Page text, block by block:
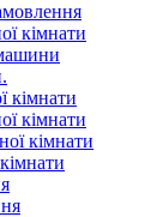
кімнати
кімнати
кімнати
кімнати